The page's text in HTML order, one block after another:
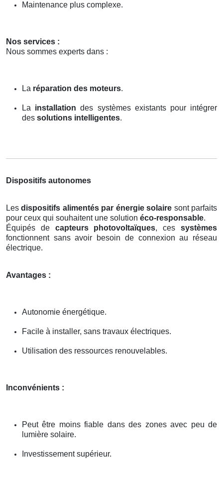
Maintenance plus complexe.
Nos services :
Nous sommes experts dans :
La réparation des moteurs.
La installation des systèmes existants pour intégrer
des solutions intelligentes.
Dispositifs autonomes
Lesdispositifs alimentés par énergie solaire sont parfaits
pour ceux qui souhaitent une solution éco-responsable.
Équipés de capteurs photovoltaïques, cessystèmes
fonctionnent sans avoir besoin de connexion au réseau
électrique.
Avantages :
Autonomie énergétique.
Facile à installer, sans travaux électriques.
Utilisation des ressources renouvelables.
Inconvénients :
Peut être moins fiable dans des zones avec peu de
lumière solaire.
Investissement supérieur.